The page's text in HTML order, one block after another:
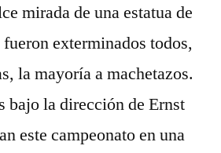
mirada de una estatua de
exterminados todos,
la mayoría a machetazos.
bajo la dirección de Ernst
este campeonato en una